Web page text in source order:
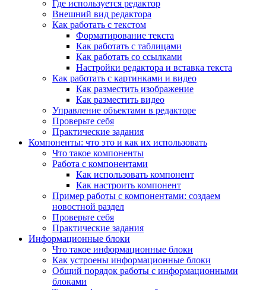
Где используется редактор
Внешний вид редактора
Как работать с текстом
Форматирование текста
Как работать с таблицами
Как работать со ссылками
Настройки редактора и вставка текста
Как работать с картинками и видео
Как разместить изображение
Как разместить видео
Управление объектами в редакторе
Проверьте себя
Практические задания
Компоненты: что это и как их использовать
Что такое компоненты
Работа с компонентами
Как использовать компонент
Как настроить компонент
Пример работы с компонентами: создаем
новостной раздел
Проверьте себя
Практические задания
Информационные блоки
Что такое информационные блоки
Как устроены информационные блоки
Общий порядок работы с информационными
блоками